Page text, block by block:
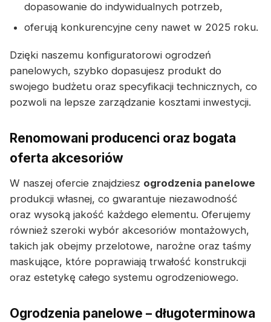
dopasowanie do indywidualnych potrzeb,
oferują konkurencyjne ceny nawet w 2025 roku.
Dzięki naszemu konfiguratorowi ogrodzeń
panelowych, szybko dopasujesz produkt do
swojego budżetu oraz specyfikacji technicznych, co
pozwoli na lepsze zarządzanie kosztami inwestycji.
Renomowani producenci oraz bogata
oferta akcesoriów
W naszej ofercie znajdziesz ogrodzenia panelowe
produkcji własnej, co gwarantuje niezawodność
oraz wysoką jakość każdego elementu. Oferujemy
również szeroki wybór akcesoriów montażowych,
takich jak obejmy przelotowe, narożne oraz taśmy
maskujące, które poprawiają trwałość konstrukcji
oraz estetykę całego systemu ogrodzeniowego.
Ogrodzenia panelowe – długoterminowa